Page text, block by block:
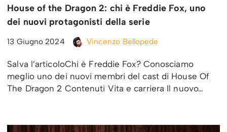
House of the Dragon 2: chi è Freddie Fox, uno
dei nuovi protagonisti della serie
13 Giugno 2024 Vincenzo Bellopede
Salva l’articoloChi è Freddie Fox? Conosciamo
meglio uno dei nuovi membri del cast di House Of
The Dragon 2 Contenuti Vita e carriera Il nuovo…